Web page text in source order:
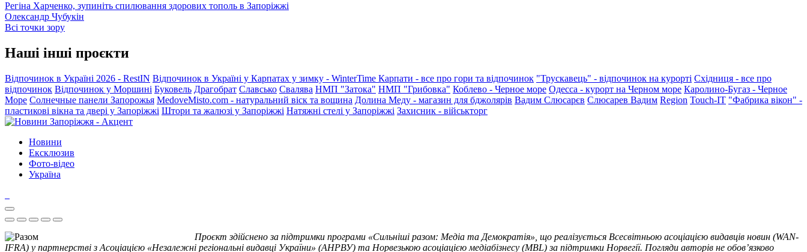
Регіна Харченко, зупиніть спилювання здорових тополь в Запоріжжі
Олександр Чубукін
Всі точки зору
Наші інші проєкти
Відпочинок в Україні 2026 - RestIN Відпочинок в Україні у Карпатах у зимку - WinterTime Карпати - все про гори та відпочинок "Трускавець" - відпочинок на курорті Східниця - все про
відпочинок Відпочинок у Моршині Буковель Драгобрат Славсько Свалява НМП "Затока" НМП "Грибовка" Коблево - Черное море Одесса - курорт на Черном море Каролино-Бугаз - Черное
Море Солнечные панели Запорожья MedoveMisto.com - натуральний віск та вощина Долина Меду - магазин для бджолярів Вадим Слюсарєв Слюсарев Вадим Region Touch-IT "Фабрика вікон" -
пластикові вікна та двері у Запоріжжі Штори та жалюзі у Запоріжжі Натяжні стелі у Запоріжжі Захисник - військторг
Новини
Ексклюзив
Фото-відео
Україна
Проєкт здійснено за підтримки програми «Сильніші разом: Медіа та Демократія», що реалізується Всесвітньою асоціацією видавців новин (WAN-
IFRA) у партнерстві з Асоціацією «Незалежні регіональні видавці України» (АНРВУ) та Норвезькою асоціацією медіабізнесу (MBL) за підтримки Норвегії. Погляди авторів не обов’язково